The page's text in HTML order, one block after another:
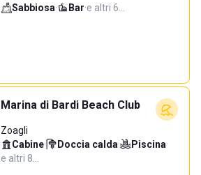
Sabbiosa· Bar·e altri 6…
Marina di Bardi Beach Club
Zoagli
Cabine· Doccia calda· Piscina·
e altri 8…